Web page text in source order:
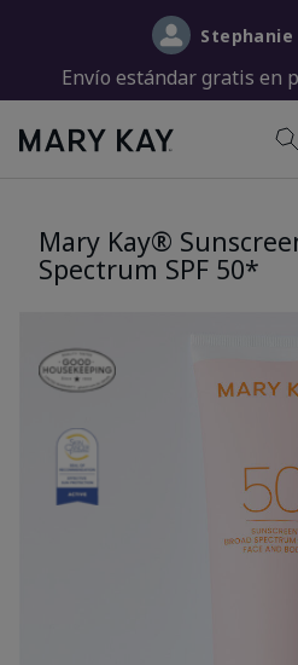
Envío estándar gratis en
Mary Kay®
Spectrum SPF 50*